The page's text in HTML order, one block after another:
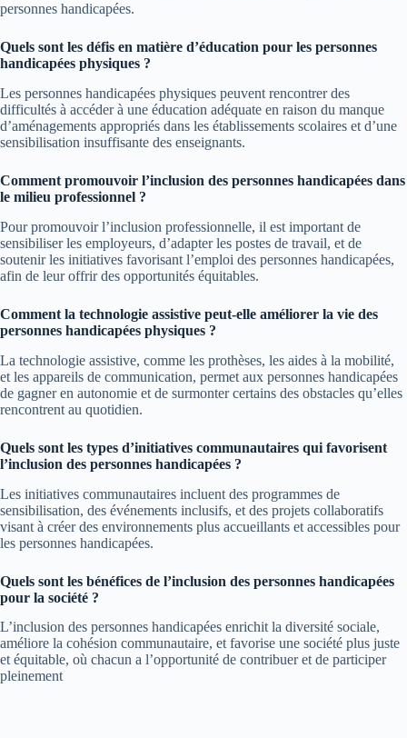
personnes handicapées.
Quels sont les défis en matière d’éducation pour les personnes
handicapées physiques ?
Les personnes handicapées physiques peuvent rencontrer des
difficultés à accéder à une éducation adéquate en raison du manque
d’aménagements appropriés dans les établissements scolaires et d’une
sensibilisation insuffisante des enseignants.
Comment promouvoir l’inclusion des personnes handicapées dans
le milieu professionnel ?
Pour promouvoir l’inclusion professionnelle, il est important de
sensibiliser les employeurs, d’adapter les postes de travail, et de
soutenir les initiatives favorisant l’emploi des personnes handicapées,
afin de leur offrir des opportunités équitables.
Comment la technologie assistive peut-elle améliorer la vie des
personnes handicapées physiques ?
La technologie assistive, comme les prothèses, les aides à la mobilité,
et les appareils de communication, permet aux personnes handicapées
de gagner en autonomie et de surmonter certains des obstacles qu’elles
rencontrent au quotidien.
Quels sont les types d’initiatives communautaires qui favorisent
l’inclusion des personnes handicapées ?
Les initiatives communautaires incluent des programmes de
sensibilisation, des événements inclusifs, et des projets collaboratifs
visant à créer des environnements plus accueillants et accessibles pour
les personnes handicapées.
Quels sont les bénéfices de l’inclusion des personnes handicapées
pour la société ?
L’inclusion des personnes handicapées enrichit la diversité sociale,
améliore la cohésion communautaire, et favorise une société plus juste
et équitable, où chacun a l’opportunité de contribuer et de participer
pleinement